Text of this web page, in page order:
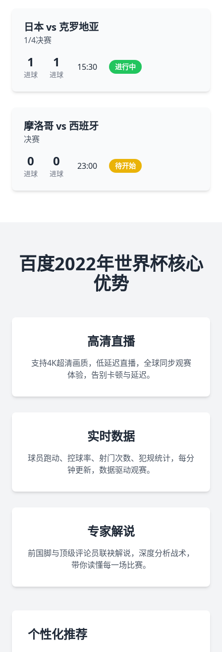
日本 vs 克罗地亚
1/4决赛
1
进球
1
进球
15:30 进行中
摩洛哥 vs 西班牙
决赛
0
进球
0
进球
23:00 待开始
百度2022年世界杯核心
优势
高清直播
支持4K超清画质，低延迟直播，全球同步观赛
体验，告别卡顿与延迟。
实时数据
球员跑动、控球率、射门次数、犯规统计，每分
钟更新，数据驱动观赛。
专家解说
前国脚与顶级评论员联袂解说，深度分析战术，
带你读懂每一场比赛。
个性化推荐